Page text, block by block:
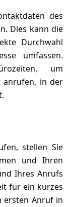
des
Dies kann die
Durchwahl
umfassen.
um
anrufen, in der
stellen Sie
und Ihren
Ihres Anrufs
für ein kurzes
ersten Anruf in